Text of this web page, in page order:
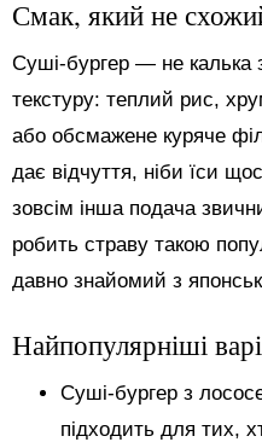
Смак, який не
Суші-бургер — не калька
текстуру: теплий рис,
або обсмажене куряче
дає відчуття, ніби їси
зовсім інша подача
робить страву такою
давно знайомий з
Найпопулярніші
Суші-бургер з
підходить для тих,